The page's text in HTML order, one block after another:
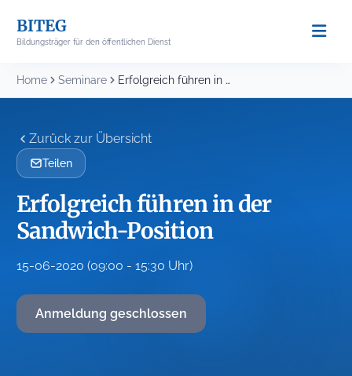
content
BITEG
Bildungsträger für den öffentlichen Dienst
Home Seminare Erfolgreich führen in der Sandwich-Position
Zurück zur Übersicht
Teilen
Erfolgreich führen in der
Sandwich-Position
15-06-2020 (09:00 - 15:30 Uhr)
Anmeldung geschlossen